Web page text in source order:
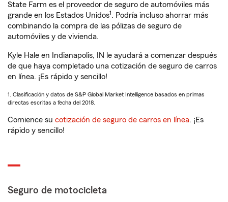
State Farm es el proveedor de seguro de automóviles más
grande en los Estados Unidos1. Podría incluso ahorrar más
combinando la compra de las pólizas de seguro de
automóviles y de vivienda.
Kyle Hale en Indianapolis, IN le ayudará a comenzar después
de que haya completado una cotización de seguro de carros
en línea. ¡Es rápido y sencillo!
1. Clasificación y datos de S&P Global Market Intelligence basados en primas
directas escritas a fecha del 2018.
Comience su cotización de seguro de carros en línea. ¡Es
rápido y sencillo!
Seguro de motocicleta